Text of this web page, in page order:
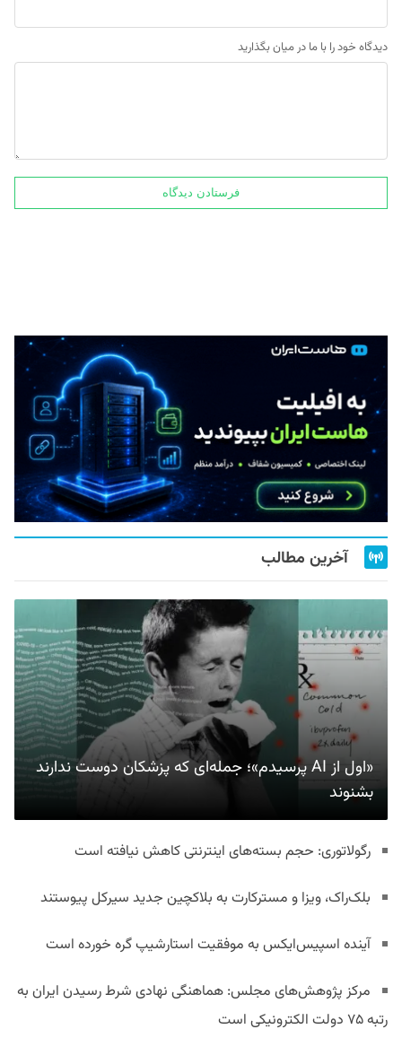
دیدگاه خود را با ما در میان بگذارید
آخرین مطالب
«اول از AI پرسیدم»؛ جمله‌ای که پزشکان دوست ندارند
بشنوند
رگولاتوری: حجم بسته‌های اینترنتی کاهش نیافته است
بلک‌راک، ویزا و مسترکارت به بلاکچین جدید سیرکل پیوستند
آینده اسپیس‌ایکس به موفقیت استارشیپ گره خورده است
مرکز پژوهش‌های مجلس: هماهنگی نهادی شرط رسیدن ایران به
رتبه ۷۵ دولت الکترونیکی است